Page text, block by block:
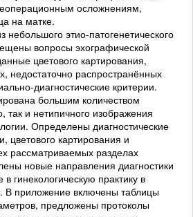
осложнениям,
на матке.
небольшого этио-патогенетического
вопросы эхографической
цветового картирования,
недостаточно распространённых
диагностические критерии.
большим количеством
так и нетипичного изображения
Определены диагностические
цветового картирования и
рассматриваемых разделах
новые направления диагностики
гинекологическую практику в
В приложение включены таблицы
предложены протоколы